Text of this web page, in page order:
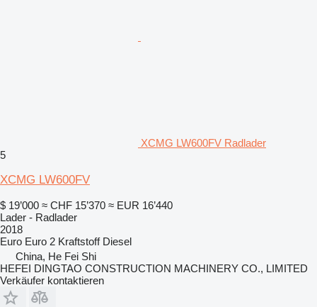
XCMG LW600FV Radlader
5
XCMG LW600FV
$ 19’000 ≈ CHF 15’370 ≈ EUR 16’440
Lader - Radlader
2018
Euro Euro 2 Kraftstoff Diesel
China, He Fei Shi
HEFEI DINGTAO CONSTRUCTION MACHINERY CO., LIMITED
Verkäufer kontaktieren